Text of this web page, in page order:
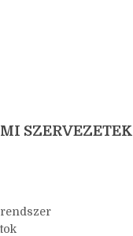
SZERVEZETEK